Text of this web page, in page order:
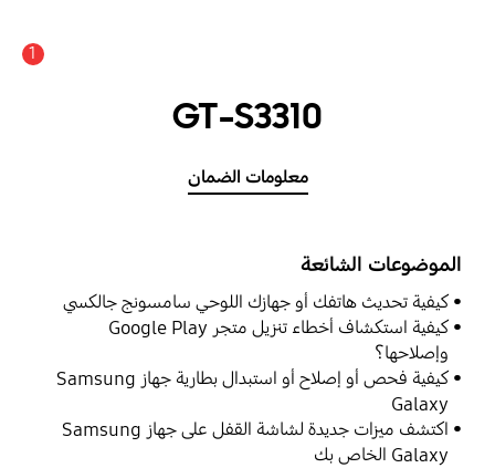
1
GT-S3310
معلومات الضمان
الموضوعات الشائعة
كيفية تحديث هاتفك أو جهازك اللوحي سامسونج جالكسي
كيفية استكشاف أخطاء تنزيل متجر Google Play
وإصلاحها؟
كيفية فحص أو إصلاح أو استبدال بطارية جهاز Samsung
Galaxy
اكتشف ميزات جديدة لشاشة القفل على جهاز Samsung
Galaxy الخاص بك